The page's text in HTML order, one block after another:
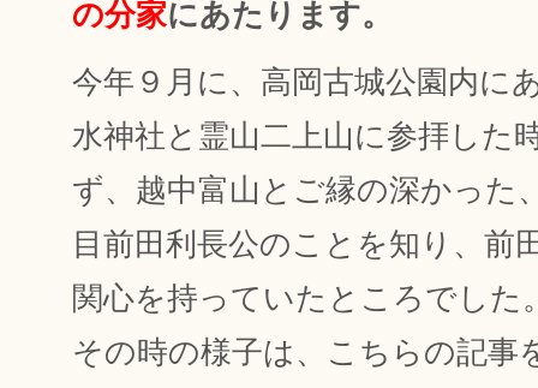
の分家にあたります。
今年９月に、高岡古城公園内に
水神社と霊山二上山に参拝した
ず、越中富山とご縁の深かった
目前田利長公のことを知り、前
関心を持っていたところでした
その時の様子は、こちらの記事